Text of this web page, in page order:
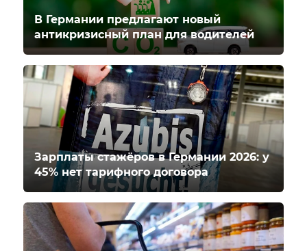
В Германии предлагают новый
антикризисный план для водителей
Зарплаты стажёров в Германии 2026: у
45% нет тарифного договора